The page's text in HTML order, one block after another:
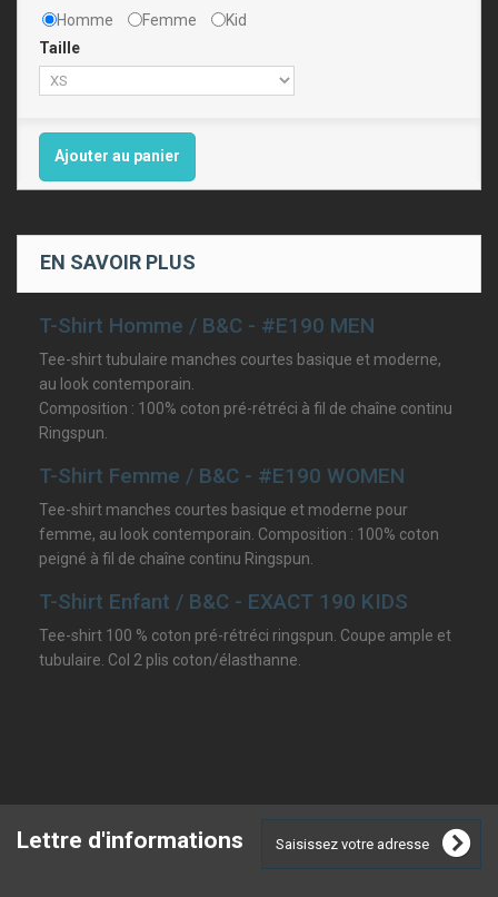
Homme
Femme
Kid
Taille
Ajouter au panier
EN SAVOIR PLUS
T-Shirt Homme / B&C - #E190 MEN
Tee-shirt tubulaire manches courtes basique et moderne,
au look contemporain.
Composition : 100% coton pré-rétréci à fil de chaîne continu
Ringspun.
T-Shirt Femme / B&C - #E190 WOMEN
Tee-shirt manches courtes basique et moderne pour
femme, au look contemporain. Composition : 100% coton
peigné à fil de chaîne continu Ringspun.
T-Shirt Enfant / B&C - EXACT 190 KIDS
Tee-shirt 100 % coton pré-rétréci ringspun. Coupe ample et
tubulaire. Col 2 plis coton/élasthanne.
Lettre d'informations